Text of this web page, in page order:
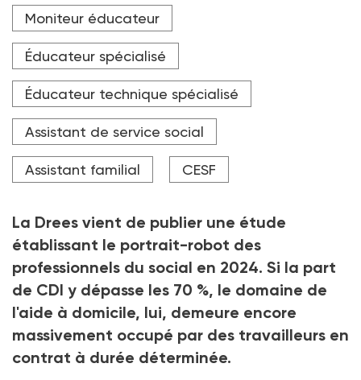
Crédit photo Kzenon - stock.adobe.com
Moniteur éducateur
Éducateur spécialisé
Éducateur technique spécialisé
Assistant de service social
Assistant familial CESF
La Drees vient de publier une étude
établissant le portrait-robot des
professionnels du social en 2024. Si la part
de CDI y dépasse les 70 %, le domaine de
l'aide à domicile, lui, demeure encore
massivement occupé par des travailleurs en
contrat à durée déterminée.